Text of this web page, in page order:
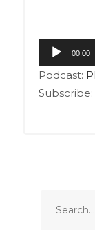
声
プ
レ
00:00
Podcast:
Subscribe: